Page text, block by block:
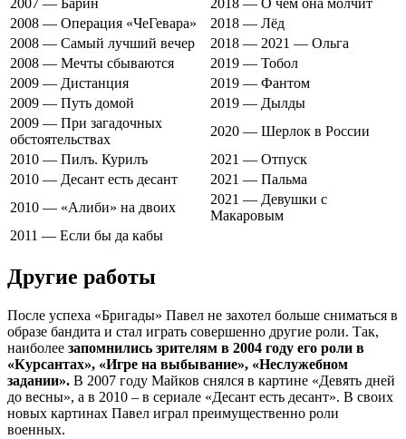
2007 — Барин
2018 — О чём она молчит
2008 — Операция «ЧеГевара»
2018 — Лёд
2008 — Самый лучший вечер
2018 — 2021 — Ольга
2008 — Мечты сбываются
2019 — Тобол
2009 — Дистанция
2019 — Фантом
2009 — Путь домой
2019 — Дылды
2009 — При загадочных
обстоятельствах
2020 — Шерлок в России
2010 — Пилъ. Курилъ
2021 — Отпуск
2010 — Десант есть десант
2021 — Пальма
2010 — «Алиби» на двоих
2021 — Девушки с
Макаровым
2011 — Если бы да кабы
Другие работы
После успеха «Бригады» Павел не захотел больше сниматься в
образе бандита и стал играть совершенно другие роли. Так,
наиболее запомнились зрителям в 2004 году его роли в
«Курсантах», «Игре на выбывание», «Неслужебном
задании». В 2007 году Майков снялся в картине «Девять дней
до весны», а в 2010 – в сериале «Десант есть десант». В своих
новых картинах Павел играл преимущественно роли
военных.